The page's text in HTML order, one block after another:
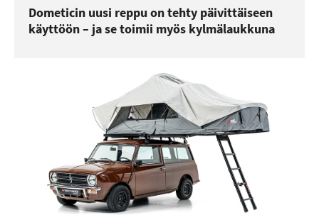
Dometicin uusi reppu on tehty päivittäiseen
käyttöön – ja se toimii myös kylmälaukkuna